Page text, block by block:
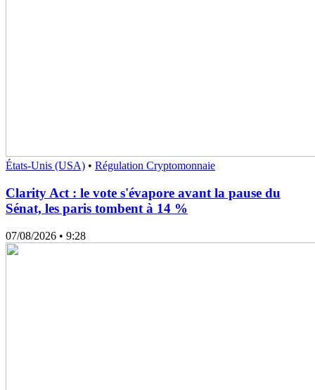
États-Unis (USA) • Régulation Cryptomonnaie
Clarity Act : le vote s'évapore avant la pause du
Sénat, les paris tombent à 14 %
07/08/2026 • 9:28